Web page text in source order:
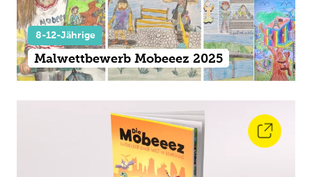
8-12-Jährige
Malwettbewerb Mobeeez 2025